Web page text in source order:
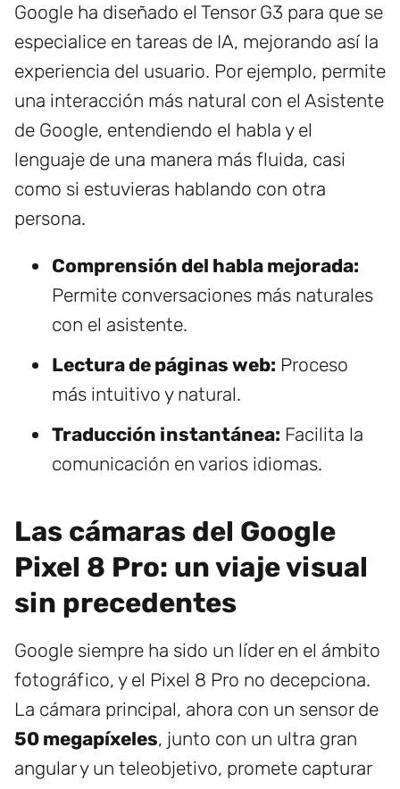
Google ha diseñado el Tensor G3 para que se
especialice en tareas de IA, mejorando así la
experiencia del usuario. Por ejemplo, permite
una interacción más natural con el Asistente
de Google, entendiendo el habla y el
lenguaje de una manera más fluida, casi
como si estuvieras hablando con otra
persona.
Comprensión del habla mejorada:
Permite conversaciones más naturales
con el asistente.
Lectura de páginas web: Proceso
más intuitivo y natural.
Traducción instantánea: Facilita la
comunicación en varios idiomas.
Las cámaras del Google
Pixel 8 Pro: un viaje visual
sin precedentes
Google siempre ha sido un líder en el ámbito
fotográfico, y el Pixel 8 Pro no decepciona.
La cámara principal, ahora con un sensor de
50 megapíxeles, junto con un ultra gran
angular y un teleobjetivo, promete capturar